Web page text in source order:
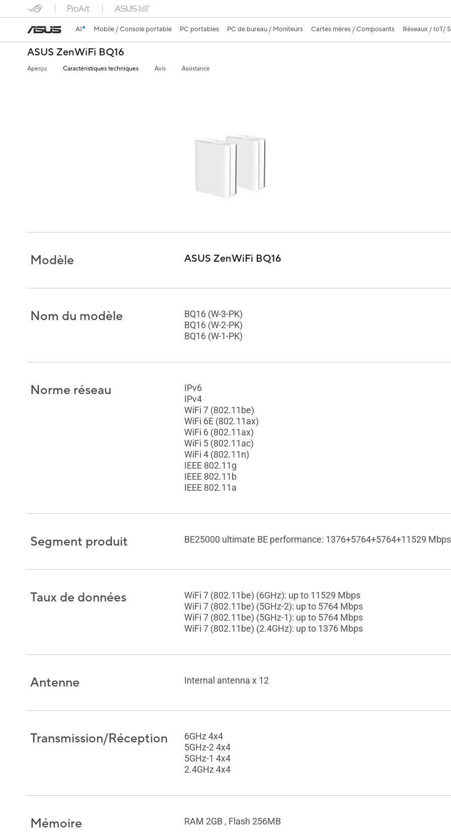
AI Mobile / Console portable PC portables PC de bureau / Moniteurs Cartes mères / Composants Réseaux / IoT/
ASUS ZenWiFi BQ16
Aperçu Caractéristiques techniques Avis Assistance
Modèle ASUS ZenWiFi BQ16
Nom du modèle
BQ16 (W-3-PK)
BQ16 (W-2-PK)
BQ16 (W-1-PK)
Norme réseau
IPv6
IPv4
WiFi 7 (802.11be)
WiFi 6E (802.11ax)
WiFi 6 (802.11ax)
WiFi 5 (802.11ac)
WiFi 4 (802.11n)
IEEE 802.11g
IEEE 802.11b
IEEE 802.11a
Segment produit BE25000 ultimate BE performance: 1376+5764+5764+11529 Mbps
Taux de données
WiFi 7 (802.11be) (6GHz): up to 11529 Mbps
WiFi 7 (802.11be) (5GHz-2): up to 5764 Mbps
WiFi 7 (802.11be) (5GHz-1): up to 5764 Mbps
WiFi 7 (802.11be) (2.4GHz): up to 1376 Mbps
Antenne Internal antenna x 12
Transmission/Réception
6GHz 4x4
5GHz-2 4x4
5GHz-1 4x4
2.4GHz 4x4
Mémoire RAM 2GB , Flash 256MB